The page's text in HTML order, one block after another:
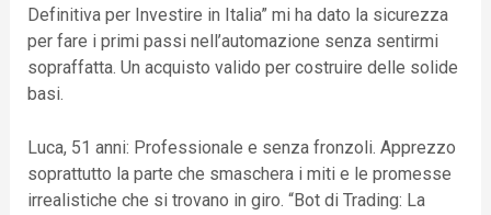
Definitiva per Investire in Italia” mi ha dato la sicurezza
per fare i primi passi nell’automazione senza sentirmi
sopraffatta. Un acquisto valido per costruire delle solide
basi.
Luca, 51 anni: Professionale e senza fronzoli. Apprezzo
soprattutto la parte che smaschera i miti e le promesse
irrealistiche che si trovano in giro. “Bot di Trading: La